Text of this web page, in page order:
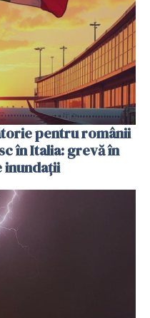
pentru românii
în Italia: grevă în